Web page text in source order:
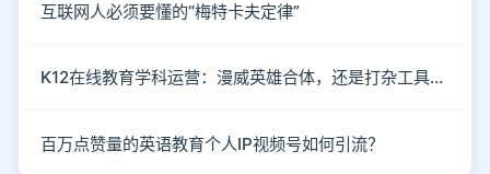
互联网人必须要懂的“梅特卡夫定律”
K12在线教育学科运营：漫威英雄合体，还是打杂工具人？
百万点赞量的英语教育个人IP视频号如何引流？